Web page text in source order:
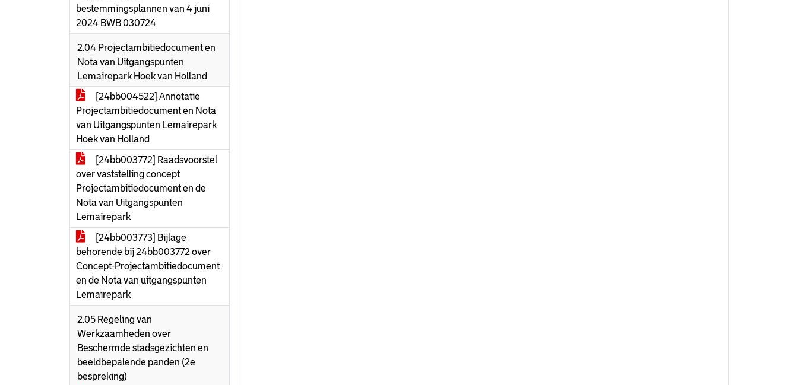
bestemmingsplannen van 4 juni
2024 BWB 030724
2.04 Projectambitiedocument en
Nota van Uitgangspunten
Lemairepark Hoek van Holland
[24bb004522] Annotatie
Projectambitiedocument en Nota
van Uitgangspunten Lemairepark
Hoek van Holland
[24bb003772] Raadsvoorstel
over vaststelling concept
Projectambitiedocument en de
Nota van Uitgangspunten
Lemairepark
[24bb003773] Bijlage
behorende bij 24bb003772 over
Concept-Projectambitiedocument
en de Nota van uitgangspunten
Lemairepark
2.05 Regeling van
Werkzaamheden over
Beschermde stadsgezichten en
beeldbepalende panden (2e
bespreking)